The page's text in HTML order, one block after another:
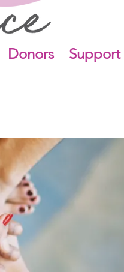
Donors Support